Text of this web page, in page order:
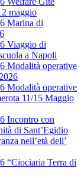
maggio
Marina di
Viaggio di
a Napoli
Modalità operative
Modalità operative
11/15 Maggio
Incontro con
di Sant’Egidio
nell’età dell’
“Ciociaria Terra di